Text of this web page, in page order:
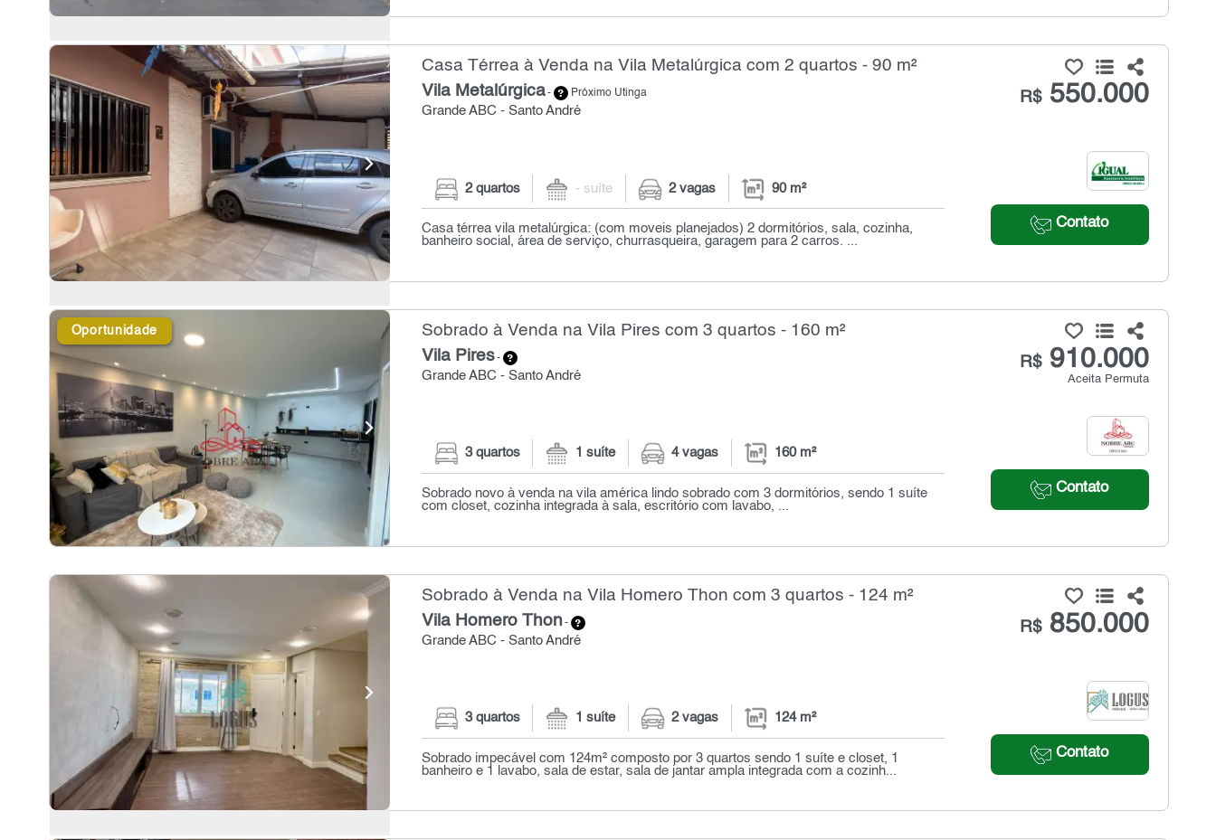
Casa Térrea à Venda na Vila Metalúrgica com 2 quartos - 90 m²
Vila Metalúrgica- Próximo Utinga
Grande ABC - Santo André
R$550.000
Contato
2 quartos - suíte 2 vagas 90 m²
Casa térrea vila metalúrgica: (com moveis planejados) 2 dormitórios, sala, cozinha,
banheiro social, área de serviço, churrasqueira, garagem para 2 carros. ...
Oportunidade Sobrado à Venda na Vila Pires com 3 quartos - 160 m²
Vila Pires-
Grande ABC - Santo André
R$910.000
Aceita Permuta
Contato
3 quartos 1 suíte 4 vagas 160 m²
Sobrado novo à venda na vila américa lindo sobrado com 3 dormitórios, sendo 1 suíte
com closet, cozinha integrada à sala, escritório com lavabo, ...
Sobrado à Venda na Vila Homero Thon com 3 quartos - 124 m²
Vila Homero Thon -
Grande ABC - Santo André
R$850.000
Contato
3 quartos 1 suíte 2 vagas 124 m²
Sobrado impecável com 124m² composto por 3 quartos sendo 1 suíte e closet, 1
banheiro e 1 lavabo, sala de estar, sala de jantar ampla integrada com a cozinh...